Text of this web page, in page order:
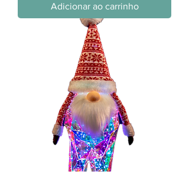
Adicionar ao carrinho